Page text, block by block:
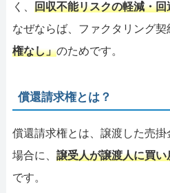
く、 回収不能リスクの軽減・回
なぜならば、ファクタリング契
権なし」のためです。
償還請求権とは？
償還請求権とは、譲渡した売
場合に、 譲受人が譲渡人に買
です。